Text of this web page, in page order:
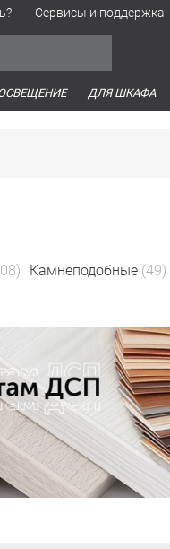
Сервисы и поддержка
ДЛЯ ШКАФА
Камнеподобные (49)